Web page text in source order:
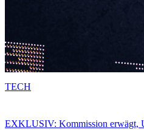
EXKLUSIV: Kommission erwägt,
TECH